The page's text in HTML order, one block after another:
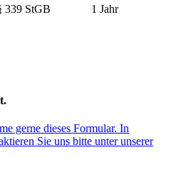
339 StGB 1 Jahr
gerne dieses Formular. In
Sie uns bitte unter unserer